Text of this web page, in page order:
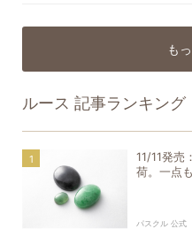
も
ルース 記事ランキング
11/11発売
荷。一点
パスクル 公式